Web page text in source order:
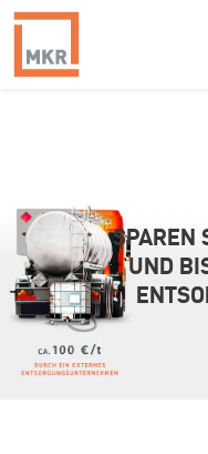
SPAREN
UND
ZEIT
BEIM